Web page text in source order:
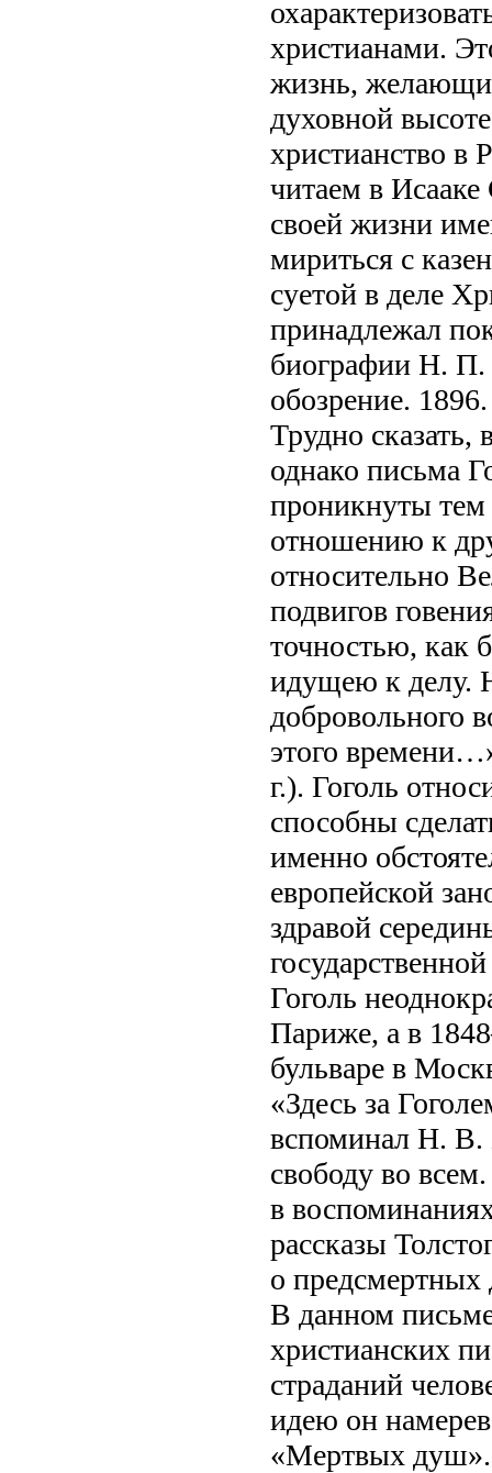
христианами.
жизнь,
духовной
христианство в
читаем в
своей жизни
мириться с
суетой в деле
принадлежал
биографии Н. П.
обозрение.
Трудно сказать,
однако письма
проникнуты
отношению к
относительно
подвигов
точностью, как
идущею к делу.
добровольного
этого
г.). Гоголь
способны
именно
европейской
здравой
Гоголь
Париже, а в
бульваре в
«Здесь за
вспоминал Н. В.
свободу во
в
рассказы
о предсмертных
В данном
христианских
страданий
идею он
«Мертвых душ».